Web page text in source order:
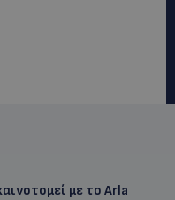
με το Arla